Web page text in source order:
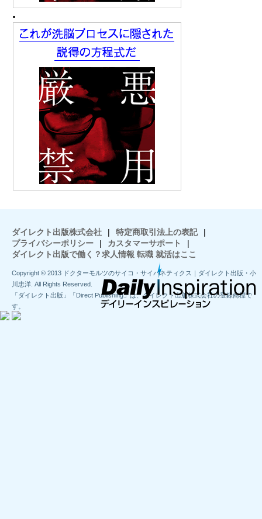
ダイレクト出版株式会社 | 特定商取引法上の表記
|
プライバシーポリシー
| カスタマーサポート
|
ダイレクト出版で働く？求人情報 転職 就活はここ
Copyright © 2013 ドクターモルツのサイコ・サイバネティクス｜ダイレクト出版・小
川忠洋. All Rights Reserved.
「ダイレクト出版」「Direct Publishing」は、ダイレクト出版株式会社の登録商標で
す。